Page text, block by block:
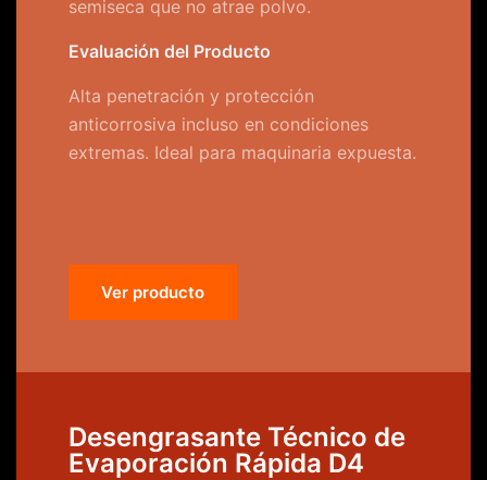
semiseca que no atrae polvo.
Evaluación del Producto
Alta penetración y protección
anticorrosiva incluso en condiciones
extremas. Ideal para maquinaria expuesta.
Ver producto
Desengrasante Técnico de
Evaporación Rápida D4